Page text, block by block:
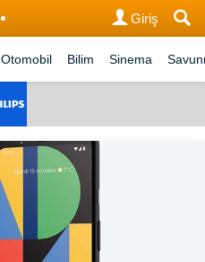
Giriş
Otomobil Bilim Sinema